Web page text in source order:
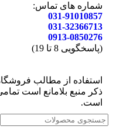
شماره های تماس:
031-91010857
031-32366713
0913-0850276
(پاسخگویی 8 تا 19)
استفاده از مطالب
ذکر منبع بلامانع است
است.